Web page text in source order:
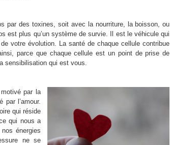
par des toxines, soit avec la nourriture, la boisson, ou
est plus qu’un système de survie. Il est le véhicule qui
votre évolution. La santé de chaque cellule contribue
parce que chaque cellule est un point de prise de
sensibilisation qui est vous.
par la
par l’amour.
qui réside
qui nous a
énergies
ne se